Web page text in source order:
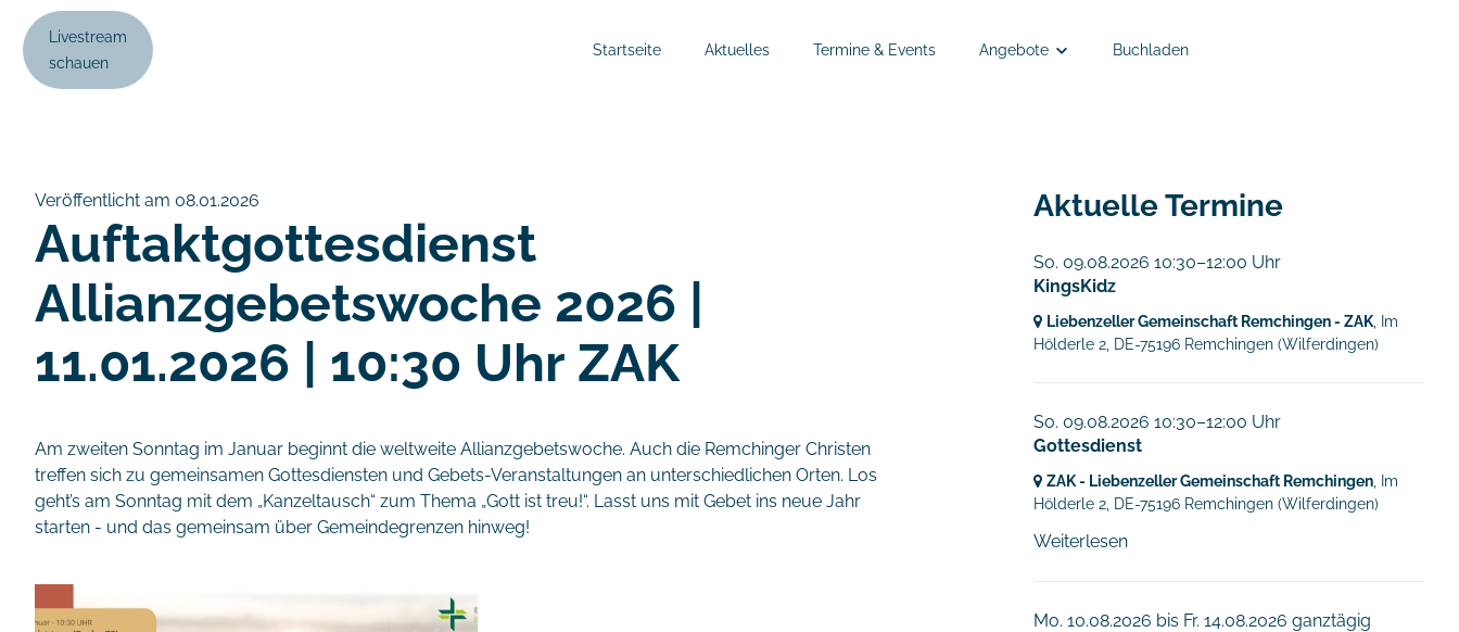
Livestream
schauen
Startseite Aktuelles Termine & Events Angebote
Semesterkleingruppen
Tiefgänger
Buchladen
Veröffentlicht am 08.01.2026
Auftaktgottesdienst
Allianzgebetswoche 2026 |
11.01.2026 | 10:30 Uhr ZAK
Am zweiten Sonntag im Januar beginnt die weltweite Allianzgebetswoche. Auch die Remchinger Christen
treffen sich zu gemeinsamen Gottesdiensten und Gebets-Veranstaltungen an unterschiedlichen Orten. Los
geht’s am Sonntag mit dem „Kanzeltausch“ zum Thema „Gott ist treu!“. Lasst uns mit Gebet ins neue Jahr
starten - und das gemeinsam über Gemeindegrenzen hinweg!
Aktuelle Termine
So. 09.08.2026 10:30–12:00 Uhr
KingsKidz
Liebenzeller Gemeinschaft Remchingen - ZAK , Im
Hölderle 2, DE-75196 Remchingen (Wilferdingen)
So. 09.08.2026 10:30–12:00 Uhr
Gottesdienst
ZAK - Liebenzeller Gemeinschaft Remchingen , Im
Hölderle 2, DE-75196 Remchingen (Wilferdingen)
Weiterlesen
Mo. 10.08.2026 bis Fr. 14.08.2026 ganztägig